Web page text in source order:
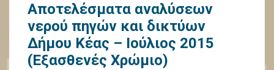
Αποτελέσματα αναλύσεων
νερού πηγών και δικτύων
Δήμου Κέας – Ιούλιος 2015
(Εξασθενές Χρώμιο)